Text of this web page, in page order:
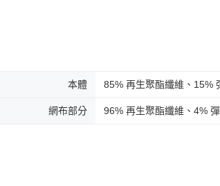
本體 85% 再生聚酯纖維、15%
網布部分 96% 再生聚酯纖維、4%